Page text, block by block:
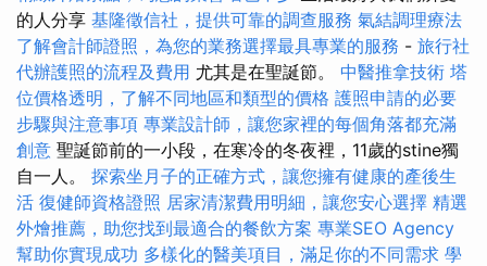
的人分享 基隆徵信社，提供可靠的調查服務 氣結調理療法
了解會計師證照，為您的業務選擇最具專業的服務 - 旅行社
代辦護照的流程及費用 尤其是在聖誕節。 中醫推拿技術 塔
位價格透明，了解不同地區和類型的價格 護照申請的必要
步驟與注意事項 專業設計師，讓您家裡的每個角落都充滿
創意 聖誕節前的一小段，在寒冷的冬夜裡，11歲的stine獨
自一人。 探索坐月子的正確方式，讓您擁有健康的產後生
活 復健師資格證照 居家清潔費用明細，讓您安心選擇 精選
外燴推薦，助您找到最適合的餐飲方案 專業SEO Agency
幫助你實現成功 多樣化的醫美項目，滿足你的不同需求 學